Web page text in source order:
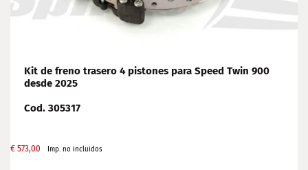
Kit de freno trasero 4 pistones para Speed Twin 900
desde 2025
Cod. 305317
€ 573,00 Imp. no incluidos